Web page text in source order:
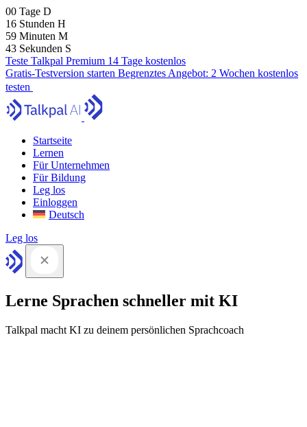
00 Tage D
16 Stunden H
59 Minuten M
41 Sekunden S
Teste Talkpal Premium 14 Tage kostenlos
Gratis-Testversion starten Begrenztes Angebot: 2 Wochen kostenlos
testen
Startseite
Lernen
Für Unternehmen
Für Bildung
Leg los
Einloggen
Deutsch
Leg los
Lerne Sprachen schneller mit KI
Talkpal macht KI zu deinem persönlichen Sprachcoach